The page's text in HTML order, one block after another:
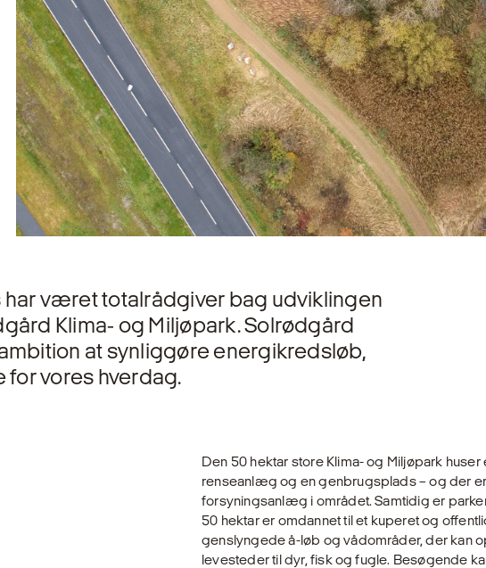
været totalrådgiver bag udviklingen
Klima- og Miljøpark. Solrødgård
at synliggøre energikredsløb,
vores hverdag.
Den 50 hektar store Klima- og Miljøpark
renseanlæg og en genbrugsplads – og der
forsyningsanlæg i området. Samtidig er
50 hektar er omdannet til et kuperet og
genslyngede å-løb og vådområder, der kan
levesteder til dyr, fisk og fugle. Besøgende